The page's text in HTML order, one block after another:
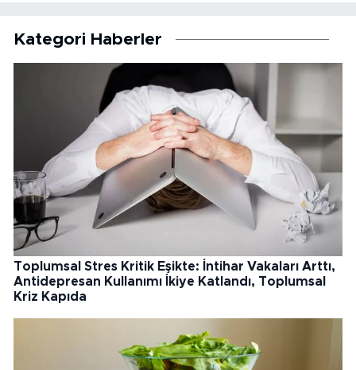
Kategori Haberler
Toplumsal Stres Kritik Eşikte: İntihar Vakaları Arttı,
Antidepresan Kullanımı İkiye Katlandı, Toplumsal
Kriz Kapıda